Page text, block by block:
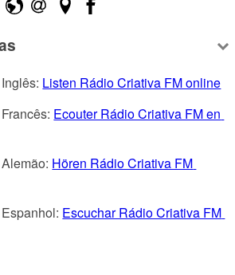
Listen Rádio Criativa FM online
Ecouter Rádio Criativa FM en
Hören Rádio Criativa FM
Escuchar Rádio Criativa FM